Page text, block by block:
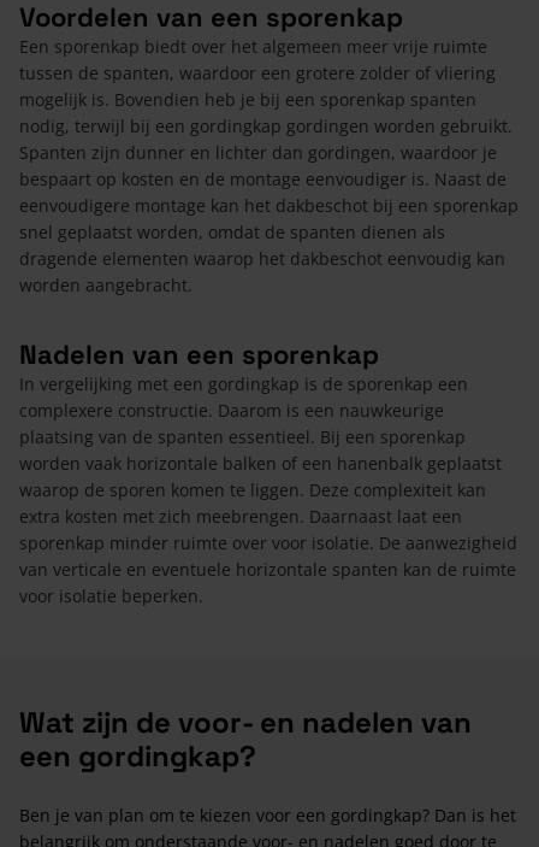
Voordelen van een sporenkap
Een sporenkap biedt over het algemeen meer vrije ruimte
tussen de spanten, waardoor een grotere zolder of vliering
mogelijk is. Bovendien heb je bij een sporenkap spanten
nodig, terwijl bij een gordingkap gordingen worden gebruikt.
Spanten zijn dunner en lichter dan gordingen, waardoor je
bespaart op kosten en de montage eenvoudiger is. Naast de
eenvoudigere montage kan het dakbeschot bij een sporenkap
snel geplaatst worden, omdat de spanten dienen als
dragende elementen waarop het dakbeschot eenvoudig kan
worden aangebracht.
Nadelen van een sporenkap
In vergelijking met een gordingkap is de sporenkap een
complexere constructie. Daarom is een nauwkeurige
plaatsing van de spanten essentieel. Bij een sporenkap
worden vaak horizontale balken of een hanenbalk geplaatst
waarop de sporen komen te liggen. Deze complexiteit kan
extra kosten met zich meebrengen. Daarnaast laat een
sporenkap minder ruimte over voor isolatie. De aanwezigheid
van verticale en eventuele horizontale spanten kan de ruimte
voor isolatie beperken.
Wat zijn de voor- en nadelen van
een gordingkap?
Ben je van plan om te kiezen voor een gordingkap? Dan is het
belangrijk om onderstaande voor- en nadelen goed door te